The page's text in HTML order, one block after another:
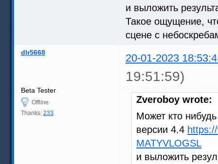
и выложить
Такое ощущение,
сцене с
dlr5668 20-01-2023
19:51:59)
Beta Tester
Offline
Thanks: 233
Zveroboy wrote:
Может кто
версии 4.4
MATYVLOGSL
и выложить